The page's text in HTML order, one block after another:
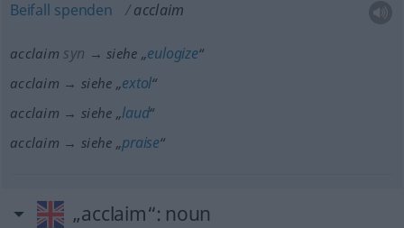
Beifall spenden acclaim
acclaim syn → siehe „eulogize“
acclaim → siehe „extol“
acclaim → siehe „laud“
acclaim → siehe „praise“
„acclaim“: noun